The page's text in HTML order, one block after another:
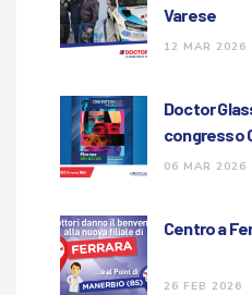
Varese
12 MAR 2026
Doctor
congresso
06 MAR 2026
Centro a
26 FEB 2026